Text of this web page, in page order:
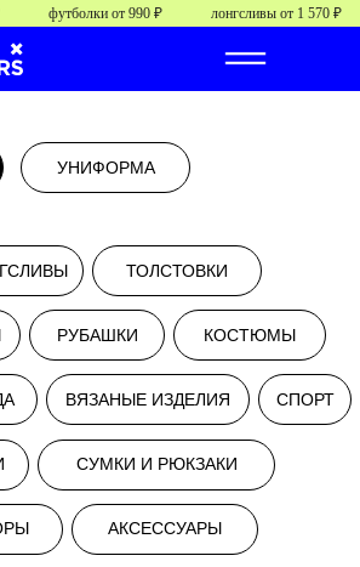
футболки от 990 ₽ лонгсливы от 1 570 ₽
ТОЛСТОВКИ
ВЯЗАНЫЕ ИЗДЕЛИЯ
СУМКИ И РЮКЗАКИ
АКСЕССУАРЫ
от от 0000 руб/шт.